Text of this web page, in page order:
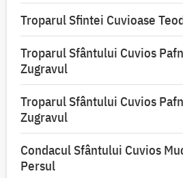
Troparul Sfintei Cuvioase
Troparul Sfântului Cuvios
Zugravul
Troparul Sfântului Cuvios
Zugravul
Condacul Sfântului Cuvios
Persul